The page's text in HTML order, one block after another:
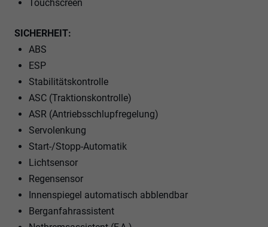
Touchscreen
SICHERHEIT:
ABS
ESP
Stabilitätskontrolle
ASC (Traktionskontrolle)
ASR (Antriebsschlupfregelung)
Servolenkung
Start-/Stopp-Automatik
Lichtsensor
Regensensor
Innenspiegel automatisch abblendbar
Berganfahrassistent